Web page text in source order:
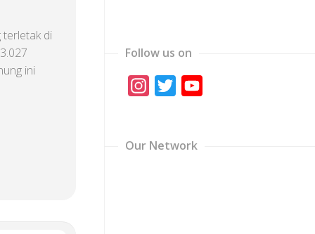
di
ini
Follow us on
Instagram
Twitter
Our Network